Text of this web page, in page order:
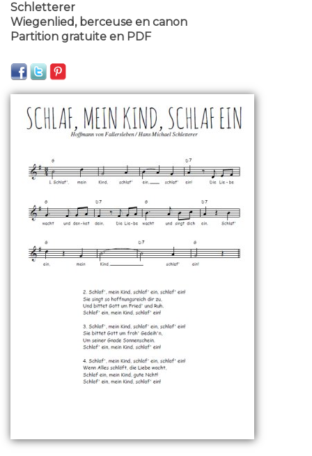
Schletterer
Wiegenlied, berceuse en canon
Partition gratuite en PDF